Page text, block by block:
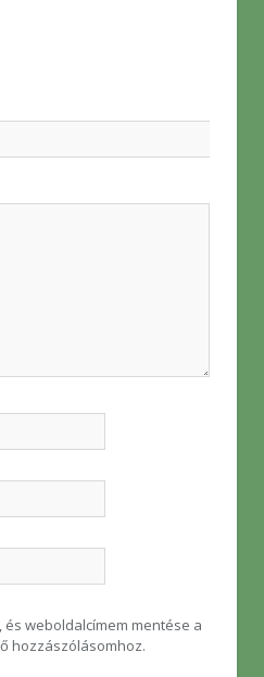
és weboldalcímem mentése a
hozzászólásomhoz.